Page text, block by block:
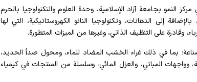
بجامعة آزاد الإسلامية، وحدة العلوم والتكنولوجيا بالحرم
إلى الدهانات، وتكنولوجيا النانو الكهروستاتيكية، التي لها
وقادرة على التنظيف الذاتي، وغيرها من الميزات المتطورة.
بما في ذلك غراء الخشب المضاد للماء، ومحول صدأ الحديد،
وواجهات المباني، والعزل المائي، وسلسلة من المنتجات في كيمياء